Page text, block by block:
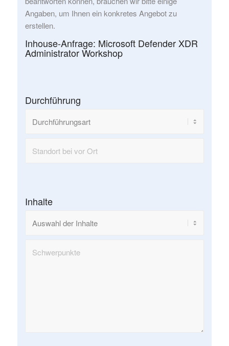
Angaben, um Ihnen ein konkretes Angebot zu
erstellen.
Inhouse-Anfrage: Microsoft Defender XDR
Administrator Workshop
Durchführung
Inhalte